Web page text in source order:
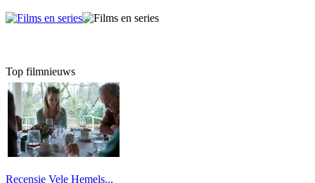
Top filmnieuws
Recensie Vele Hemels...